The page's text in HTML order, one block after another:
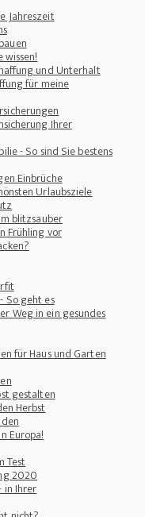
Jahreszeit
wissen!
und Unterhalt
für meine
Ihrer
- So sind Sie bestens
Einbrüche
Urlaubsziele
blitzsauber
Frühling vor
So geht es
Weg in ein gesundes
für Haus und Garten
gestalten
Herbst
Europa!
Test
2020
in Ihrer